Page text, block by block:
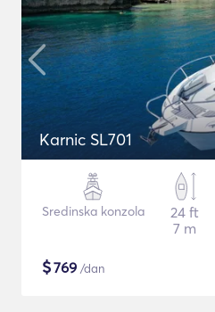
Karnic SL701
Sredinska konzola
24 ft
7 m
$769 /dan